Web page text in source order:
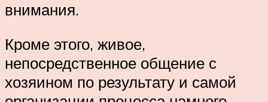
внимания.
Кроме этого, живое,
непосредственное общение с
хозяином по результату и самой